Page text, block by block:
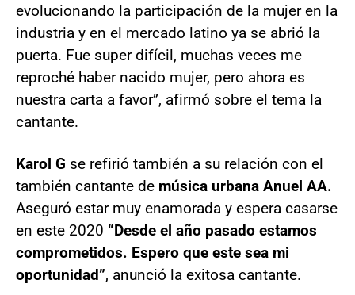
evolucionando la participación de la mujer en la
industria y en el mercado latino ya se abrió la
puerta. Fue super difícil, muchas veces me
reproché haber nacido mujer, pero ahora es
nuestra carta a favor”, afirmó sobre el tema la
cantante.
Karol G se refirió también a su relación con el
también cantante de música urbana Anuel AA.
Aseguró estar muy enamorada y espera casarse
en este 2020 “Desde el año pasado estamos
comprometidos. Espero que este sea mi
oportunidad”, anunció la exitosa cantante.